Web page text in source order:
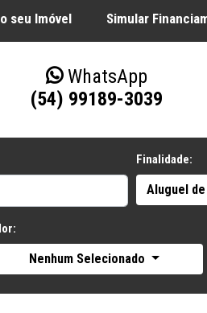
seu Imóvel Simular
WhatsApp
(54) 99189-3039
Finalidade:
Aluguel de
Nenhum Selecionado